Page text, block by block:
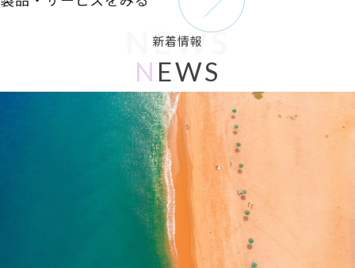
新着情報
NEWS
N EWS